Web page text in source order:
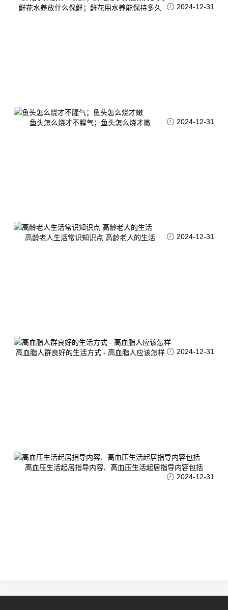
鲜花水养放什么保鲜；鲜花用水养能保持多久 2024-12-31
鱼头怎么烧才不腥气；鱼头怎么烧才嫩 2024-12-31
高龄老人生活常识知识点 高龄老人的生活 2024-12-31
高血脂人群良好的生活方式 - 高血脂人应该怎样 2024-12-31
高血压生活起居指导内容、高血压生活起居指导内容包括
2024-12-31